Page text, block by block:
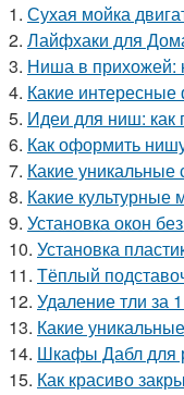
1. Сухая мойка
2. Лайфхаки для
3. Ниша в прихожей:
4. Какие
5. Идеи для ниш: как
6. Как оформить
7. Какие уникальные
8. Какие культурные
9. Установка окон
10. Установка
11. Тёплый
12. Удаление тли за
13. Какие
14. Шкафы Дабл для
15. Как красиво